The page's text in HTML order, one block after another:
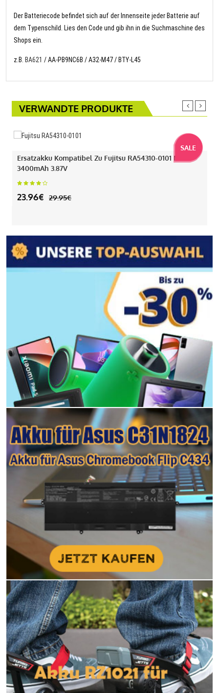
Der Batteriecode befindet sich auf der Innenseite jeder Batterie auf
dem Typenschild. Lies den Code und gib ihn in die Suchmaschine des
Shops ein.
z.B. BA621 / AA-PB9NC6B / A32-M47 / BTY-L45
VERWANDTE PRODUKTE
SALE
Ersatzakku Kompatibel Zu Fujitsu RA54310-0101 Mit
3400mAh 3.87V
23.96€ 29.95€